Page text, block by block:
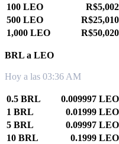
100 LEO
R$5,002
500 LEO
R$25,010
1,000 LEO
R$50,020
BRL a LEO
Hoy a las 03:36 AM
0.5 BRL
0.009997 LEO
1 BRL
0.01999 LEO
5 BRL
0.09997 LEO
10 BRL
0.1999 LEO